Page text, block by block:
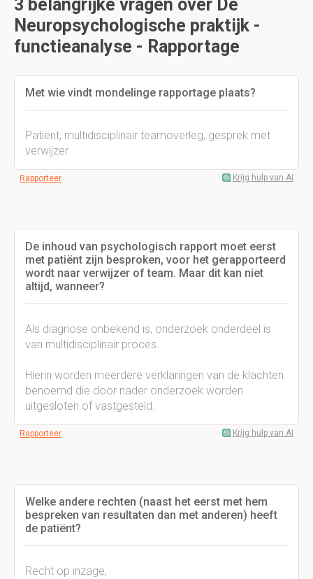
3 belangrijke vragen over De
Neuropsychologische praktijk -
functieanalyse - Rapportage
Met wie vindt mondelinge rapportage plaats?
Patiënt, multidisciplinair teamoverleg, gesprek met
verwijzer
Rapporteer Krijg hulp van AI
De inhoud van psychologisch rapport moet eerst
met patiënt zijn besproken, voor het gerapporteerd
wordt naar verwijzer of team. Maar dit kan niet
altijd, wanneer?
Als diagnose onbekend is, onderzoek onderdeel is
van multidisciplinair proces.
Hierin worden meerdere verklaringen van de klachten
benoemd die door nader onderzoek worden
uitgesloten of vastgesteld.
Rapporteer Krijg hulp van AI
Welke andere rechten (naast het eerst met hem
bespreken van resultaten dan met anderen) heeft
de patiënt?
Recht op inzage,